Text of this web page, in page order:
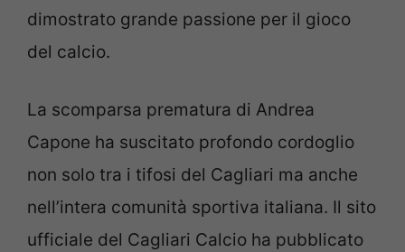
dimostrato grande passione per il gioco
del calcio.
La scomparsa prematura di Andrea
Capone ha suscitato profondo cordoglio
non solo tra i tifosi del Cagliari ma anche
nell’intera comunità sportiva italiana. Il sito
ufficiale del Cagliari Calcio ha pubblicato